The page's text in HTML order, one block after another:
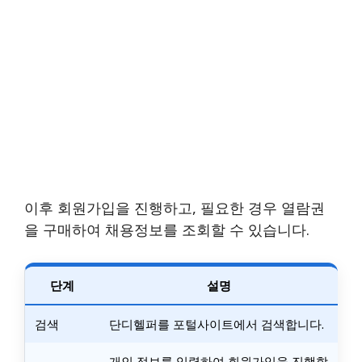
이후 회원가입을 진행하고, 필요한 경우 열람권
을 구매하여 채용정보를 조회할 수 있습니다.
단계 설명
검색 단디헬퍼를 포털사이트에서 검색합니다.